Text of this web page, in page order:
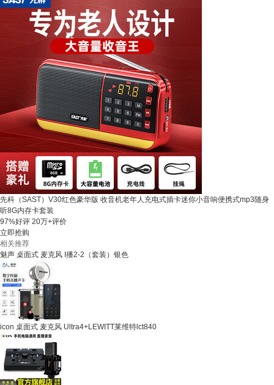
先科（SAST）V30红色豪华版 收音机老年人充电式插卡迷你小音响便携式mp3随身
听8G内存卡套装
97%好评 20万+评价
立即抢购
相关推荐
魅声 桌面式 麦克风 I播2-2（套装）银色
icon 桌面式 麦克风 Ultra4+LEWITT莱维特lct840